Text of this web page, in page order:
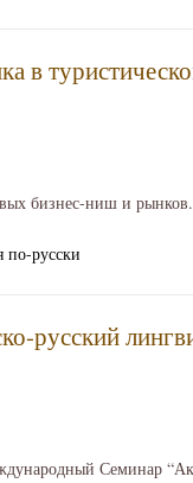
в
бизнес-ниш и рынков.
по-русски
русский
Семинар